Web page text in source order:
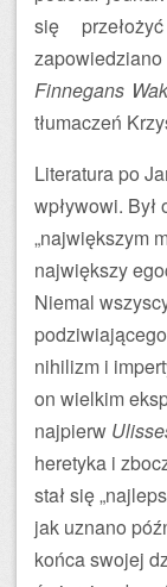
się
zapowiedziano
Finnegans
tłumaczeń
Literatura po
wpływowi. Był
„największym
największy
Niemal
nihilizm i
on wielkim
najpierw
heretyka i
stał się
jak uznano
końca swojej